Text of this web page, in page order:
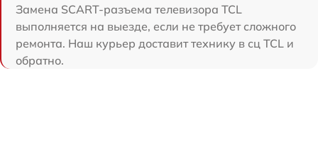
Замена SCART-разъема телевизора TCL
выполняется на выезде, если не требует сложного
ремонта. Наш курьер доставит технику в сц TCL и
обратно.